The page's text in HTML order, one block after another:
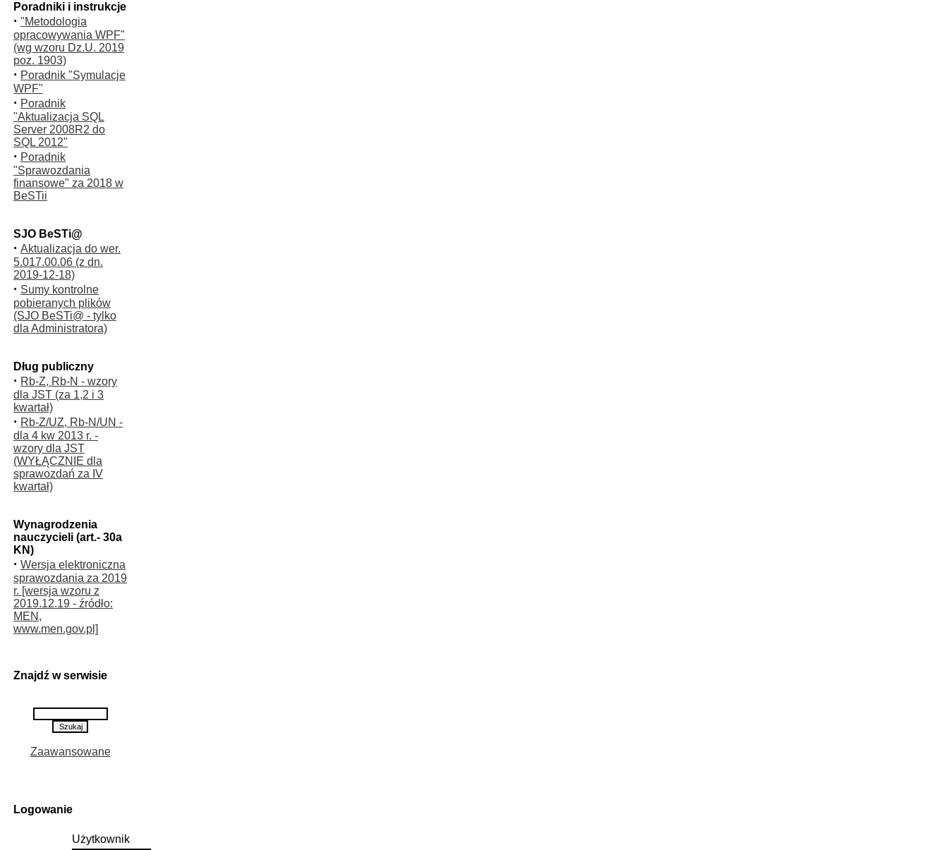
Poradniki i instrukcje
· "Metodologia
opracowywania WPF"
(wg wzoru Dz.U. 2019
poz. 1903)
· Poradnik "Symulacje
WPF"
· Poradnik
"Aktualizacja SQL
Server 2008R2 do
SQL 2012"
· Poradnik
"Sprawozdania
finansowe" za 2018 w
BeSTii
SJO BeSTi@
· Aktualizacja do wer.
5.017.00.06 (z dn.
2019-12-18)
· Sumy kontrolne
pobieranych plików
(SJO BeSTi@ - tylko
dla Administratora)
Dług publiczny
· Rb-Z, Rb-N - wzory
dla JST (za 1,2 i 3
kwartał)
· Rb-Z/UZ, Rb-N/UN -
dla 4 kw 2013 r. -
wzory dla JST
(WYŁĄCZNIE dla
sprawozdań za IV
kwartał)
Wynagrodzenia
nauczycieli (art.- 30a
KN)
· Wersja elektroniczna
sprawozdania za 2019
r. [wersja wzoru z
2019.12.19 - źródło:
MEN,
www.men.gov.pl]
Znajdź w serwisie
Zaawansowane
Logowanie
Użytkownik